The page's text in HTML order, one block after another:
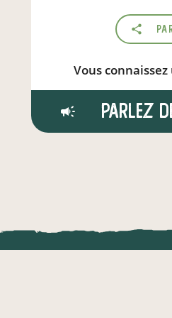
Vous
Parlez